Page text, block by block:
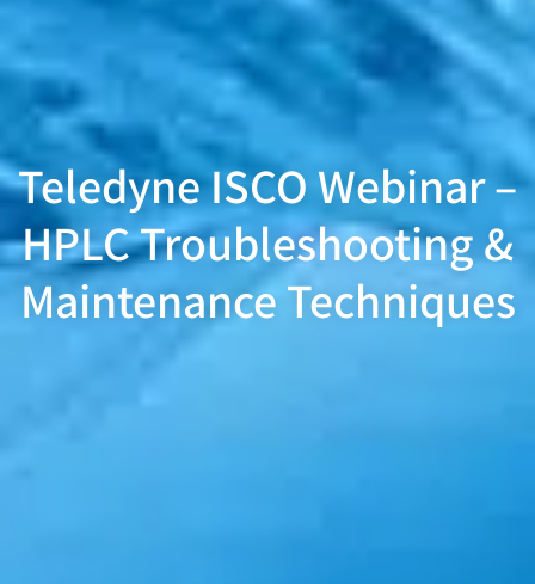
Teledyne ISCO Webinar –
HPLC Troubleshooting &
Maintenance Techniques